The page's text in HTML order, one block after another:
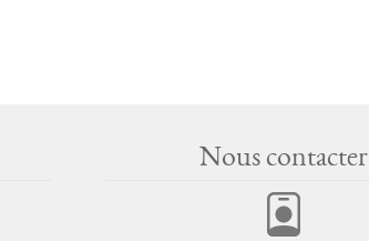
Nous contacter